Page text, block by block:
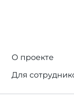
О проекте
Для